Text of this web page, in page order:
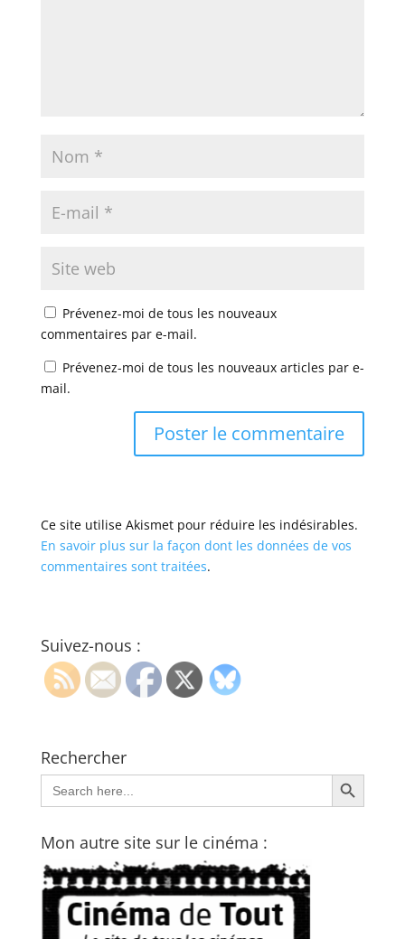
Prévenez-moi de tous les nouveaux
commentaires par e-mail.
Prévenez-moi de tous les nouveaux articles par e-
mail.
Ce site utilise Akismet pour réduire les indésirables.
En savoir plus sur la façon dont les données de vos
commentaires sont traitées.
Suivez-nous :
Rechercher
Search
for:
Search Button
Mon autre site sur le cinéma :